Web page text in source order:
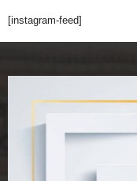
[instagram-feed]